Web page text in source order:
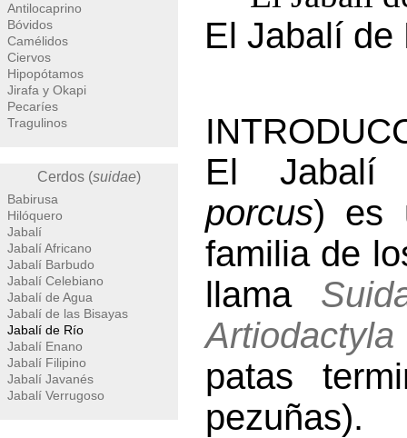
Antilocaprino
Bóvidos
Camélidos
Ciervos
Hipopótamos
Jirafa y Okapi
Pecaríes
Tragulinos
Cerdos (suidae)
Babirusa
Hilóquero
Jabalí
Jabalí Africano
Jabalí Barbudo
Jabalí Celebiano
Jabalí de Agua
Jabalí de las Bisayas
Jabalí de Río
Jabalí Enano
Jabalí Filipino
Jabalí Javanés
Jabalí Verrugoso
El Jabalí de
El
porcus) es
familia de
llama
Artiodactyla
patas
pezuñas).